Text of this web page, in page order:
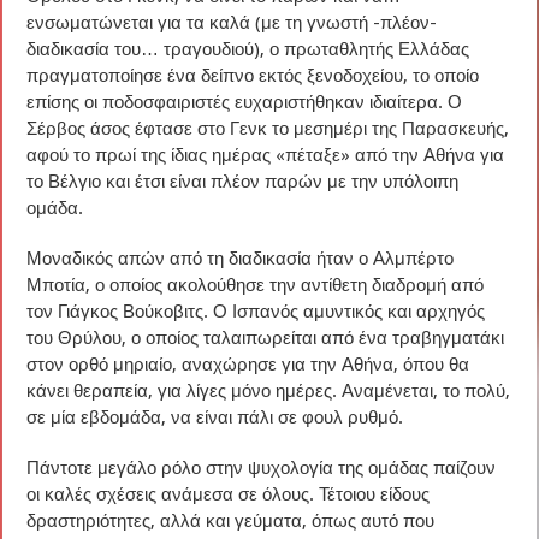
ενσωματώνεται για τα καλά (με τη γνωστή -πλέον-
διαδικασία του… τραγουδιού), ο πρωταθλητής Ελλάδας
πραγματοποίησε ένα δείπνο εκτός ξενοδοχείου, το οποίο
επίσης οι ποδοσφαιριστές ευχαριστήθηκαν ιδιαίτερα. Ο
Σέρβος άσος έφτασε στο Γενκ το μεσημέρι της Παρασκευής,
αφού το πρωί της ίδιας ημέρας «πέταξε» από την Αθήνα για
το Βέλγιο και έτσι είναι πλέον παρών με την υπόλοιπη
ομάδα.
Μοναδικός απών από τη διαδικασία ήταν ο Αλμπέρτο
Μποτία, ο οποίος ακολούθησε την αντίθετη διαδρομή από
τον Γιάγκος Βούκοβιτς. Ο Ισπανός αμυντικός και αρχηγός
του Θρύλου, ο οποίος ταλαιπωρείται από ένα τραβηγματάκι
στον ορθό μηριαίο, αναχώρησε για την Αθήνα, όπου θα
κάνει θεραπεία, για λίγες μόνο ημέρες. Αναμένεται, το πολύ,
σε μία εβδομάδα, να είναι πάλι σε φουλ ρυθμό.
Πάντοτε μεγάλο ρόλο στην ψυχολογία της ομάδας παίζουν
οι καλές σχέσεις ανάμεσα σε όλους. Τέτοιου είδους
δραστηριότητες, αλλά και γεύματα, όπως αυτό που